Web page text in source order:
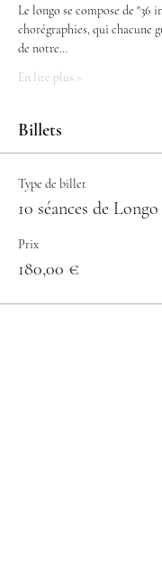
Le longo se compose de "36
chorégraphies, qui chacune
de notre…
En lire plus >
Billets
Type de billet
10 séances de Longo
Prix
180,00 €